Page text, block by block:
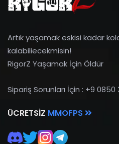
Artık yaşamak eskisi kadar
kalabiliecekmisin!
RigorZ Yaşamak İçin Öldür
Sipariş Sorunları İçin : +9 0850
ÜCRETSIZ MMOFPS